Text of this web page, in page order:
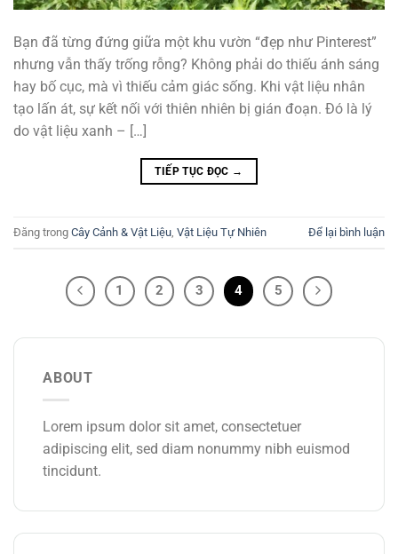
Bạn đã từng đứng giữa một khu vườn “đẹp như Pinterest”
nhưng vẫn thấy trống rỗng? Không phải do thiếu ánh sáng
hay bố cục, mà vì thiếu cảm giác sống. Khi vật liệu nhân
tạo lấn át, sự kết nối với thiên nhiên bị gián đoạn. Đó là lý
do vật liệu xanh – […]
TIẾP TỤC ĐỌC →
Đăng trong Cây Cảnh & Vật Liệu Vật Liệu Tự Nhiên Để lại bình luận
1 2 3 4 5
ABOUT
Lorem ipsum dolor sit amet, consectetuer
adipiscing elit, sed diam nonummy nibh euismod
tincidunt.